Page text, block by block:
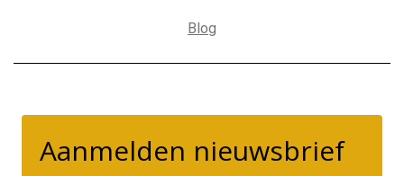
Blog
Aanmelden nieuwsbrief